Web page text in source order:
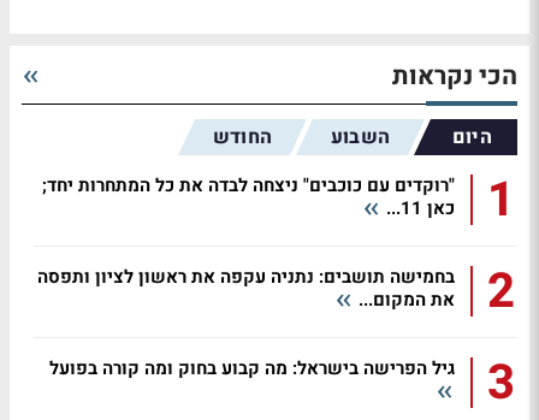
הכי נקראות
היום השבוע החודש
1
"רוקדים עם כוכבים" ניצחה לבדה את כל המתחרות יחד;
כאן 11...
2
בחמישה תושבים: נתניה עקפה את ראשון לציון ותפסה
את המקום...
3 גיל הפרישה בישראל: מה קבוע בחוק ומה קורה בפועל